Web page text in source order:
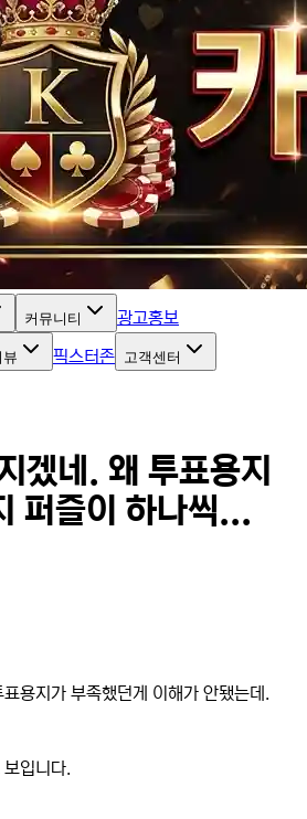
커뮤니티 광고홍보
뷰 픽스터존 고객센터
겠네. 왜 투표용지
퍼즐이 하나씩...
용지가 부족했던게 이해가 안됐는데.
입니다.